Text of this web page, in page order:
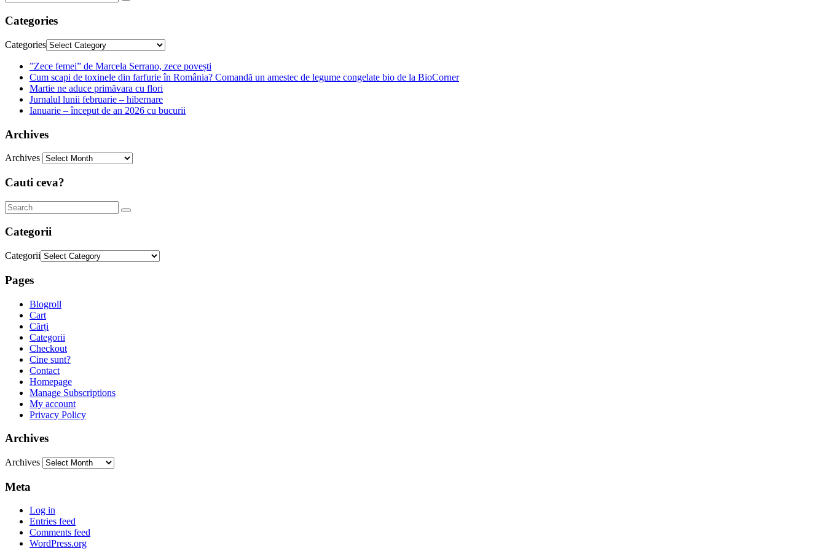
Categories
Categories
”Zece femei” de Marcela Serrano, zece povești
Cum scapi de toxinele din farfurie în România? Comandă un amestec de legume congelate bio de la BioCorner
Martie ne aduce primăvara cu flori
Jurnalul lunii februarie – hibernare
Ianuarie – început de an 2026 cu bucurii
Archives
Archives
Cauti ceva?
Categorii
Categorii
Pages
Blogroll
Cart
Cărți
Categorii
Checkout
Cine sunt?
Contact
Homepage
Manage Subscriptions
My account
Privacy Policy
Archives
Archives
Meta
Log in
Entries feed
Comments feed
WordPress.org